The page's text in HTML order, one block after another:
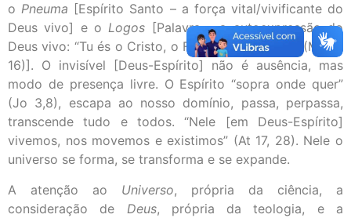
oPneuma [Espírito Santo – a força vital/vivificante do
Deus vivo] e oLogos [Palavra – a autoexpressão do
Deus vivo: “Tu és o Cristo, o Filho do Deus vivo” (Mt 16,
16)]. O invisível [Deus-Espírito] não é ausência, mas
modo de presença livre. O Espírito “sopra onde quer”
(Jo 3,8), escapa ao nosso domínio, passa, perpassa,
transcende tudo e todos. “Nele [em Deus-Espírito]
vivemos, nos movemos e existimos” (At 17, 28). Nele o
universo se forma, se transforma e se expande.
A atenção ao Universo, própria da ciência, a
consideração de Deus, própria da teologia, e a